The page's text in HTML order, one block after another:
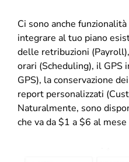
Ci sono anche
integrare al tuo piano
delle retribuzioni
orari (Scheduling), il
GPS), la conservazione
report personalizzati
Naturalmente, sono
che va da $1 a $6 al